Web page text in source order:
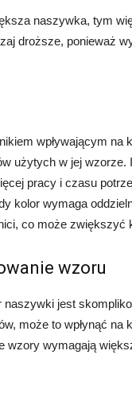
naszywka, tym
droższe, ponieważ
wpływającym na
użytych w jej wzorze.
pracy i czasu
kolor wymaga
co może zwiększyć
wzoru
naszywki jest
może to wpłynąć na
wzory wymagają